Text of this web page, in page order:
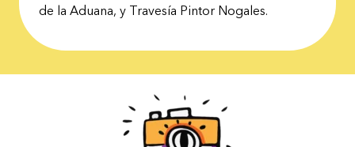
de la Aduana, y Travesía Pintor Nogales.